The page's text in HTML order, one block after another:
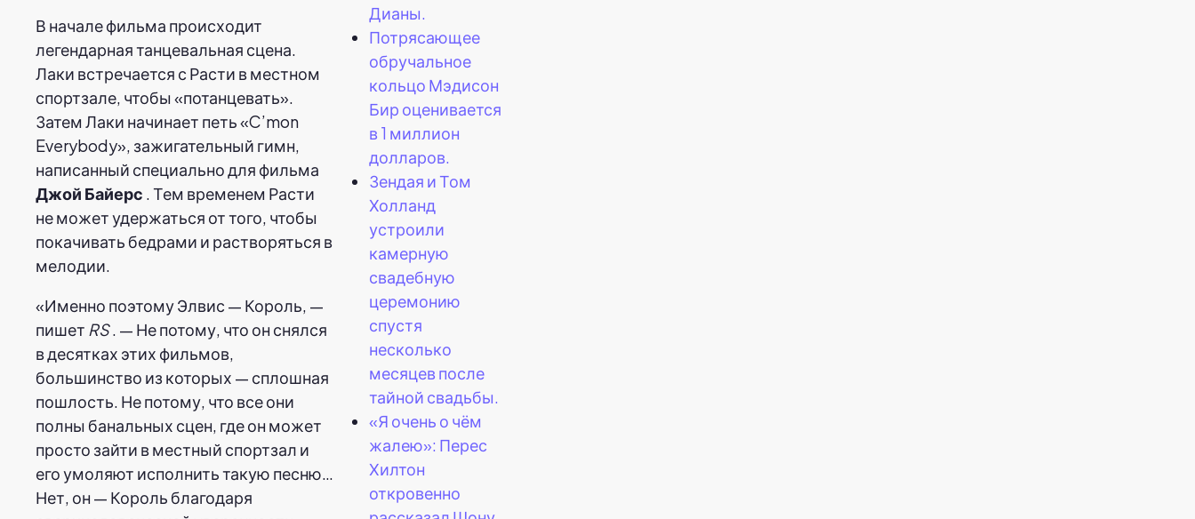
В начале фильма происходит
легендарная танцевальная сцена.
Лаки встречается с Расти в местном
спортзале, чтобы «потанцевать».
Затем Лаки начинает петь «C’mon
Everybody», зажигательный гимн,
написанный специально для фильма
Джой Байерс . Тем временем Расти
не может удержаться от того, чтобы
покачивать бедрами и растворяться в
мелодии.
«Именно поэтому Элвис — Король, —
пишет RS. — Не потому, что он снялся
в десятках этих фильмов,
большинство из которых — сплошная
пошлость. Не потому, что все они
полны банальных сцен, где он может
просто зайти в местный спортзал и
его умоляют исполнить такую песню…
Нет, он — Король благодаря
Дианы.
Потрясающее
обручальное
кольцо Мэдисон
Бир оценивается
в 1 миллион
долларов.
Зендая и Том
Холланд
устроили
камерную
свадебную
церемонию
спустя
несколько
месяцев после
тайной свадьбы.
«Я очень о чём
жалею»: Перес
Хилтон
откровенно